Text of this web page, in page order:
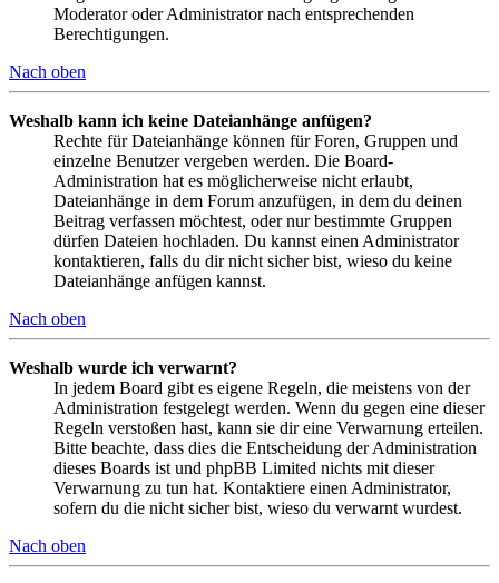
Moderator oder Administrator nach entsprechenden
Berechtigungen.
Nach oben
Weshalb kann ich keine Dateianhänge anfügen?
Rechte für Dateianhänge können für Foren, Gruppen und
einzelne Benutzer vergeben werden. Die Board-
Administration hat es möglicherweise nicht erlaubt,
Dateianhänge in dem Forum anzufügen, in dem du deinen
Beitrag verfassen möchtest, oder nur bestimmte Gruppen
dürfen Dateien hochladen. Du kannst einen Administrator
kontaktieren, falls du dir nicht sicher bist, wieso du keine
Dateianhänge anfügen kannst.
Nach oben
Weshalb wurde ich verwarnt?
In jedem Board gibt es eigene Regeln, die meistens von der
Administration festgelegt werden. Wenn du gegen eine dieser
Regeln verstoßen hast, kann sie dir eine Verwarnung erteilen.
Bitte beachte, dass dies die Entscheidung der Administration
dieses Boards ist und phpBB Limited nichts mit dieser
Verwarnung zu tun hat. Kontaktiere einen Administrator,
sofern du die nicht sicher bist, wieso du verwarnt wurdest.
Nach oben